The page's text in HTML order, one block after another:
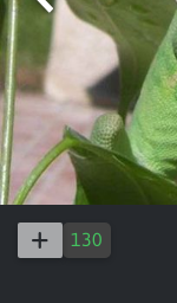
130